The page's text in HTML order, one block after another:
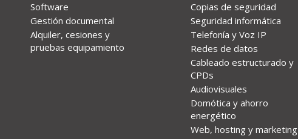
Software
Gestión documental
Alquiler, cesiones y
pruebas equipamiento
Copias de seguridad
Seguridad informática
Telefonía y Voz IP
Redes de datos
Cableado estructurado y
CPDs
Audiovisuales
Domótica y ahorro
energético
Web, hosting y marketing